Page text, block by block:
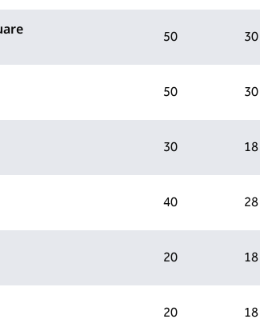
50 30
50 30
30 18
40 28
20 18
20 18